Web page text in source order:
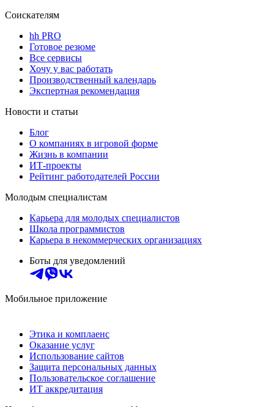
Соискателям
hh PRO
Готовое резюме
Все сервисы
Хочу у вас работать
Производственный календарь
Экспертная рекомендация
Новости и статьи
Блог
О компаниях в игровой форме
Жизнь в компании
ИТ-проекты
Рейтинг работодателей России
Молодым специалистам
Карьера для молодых специалистов
Школа программистов
Карьера в некоммерческих организациях
Боты для уведомлений
Мобильное приложение
Этика и комплаенс
Оказание услуг
Использование сайтов
Защита персональных данных
Пользовательское соглашение
ИТ аккредитация